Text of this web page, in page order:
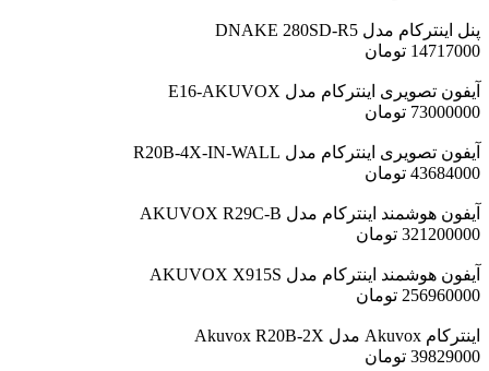
پنل اینترکام مدل DNAKE 280SD-R5
14717000 تومان
آیفون تصویری اینترکام مدل E16-AKUVOX
73000000 تومان
آیفون تصویری اینترکام مدل R20B-4X-IN-WALL
43684000 تومان
آیفون هوشمند اینترکام مدل AKUVOX R29C-B
321200000 تومان
آیفون هوشمند اینترکام مدل AKUVOX X915S
256960000 تومان
اینترکام Akuvox مدل Akuvox R20B-2X
39829000 تومان